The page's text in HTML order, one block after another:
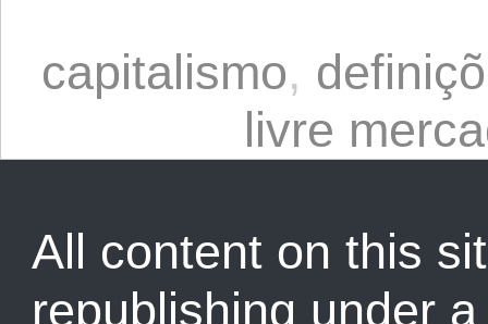
capitalismo,
livre
All content on this
republishing under